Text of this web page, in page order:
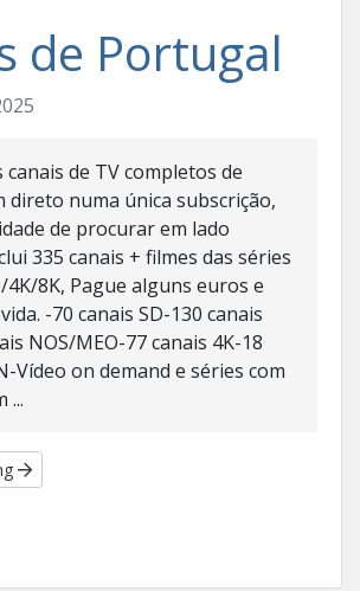
de Portugal
canais de TV completos de
direto numa única subscrição,
de procurar em lado
335 canais + filmes das séries
4K/8K, Pague alguns euros e
-70 canais SD-130 canais
NOS/MEO-77 canais 4K-18
Vídeo on demand e séries com
...